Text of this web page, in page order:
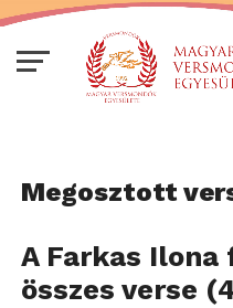
Megosztott
A Farkas Ilona
összes verse